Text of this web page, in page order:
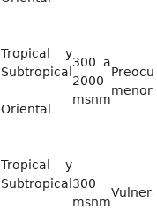
Tropical y
Subtropical
Oriental
300 a
2000
msnm
menor
Tropical y
Subtropical 300
msnm